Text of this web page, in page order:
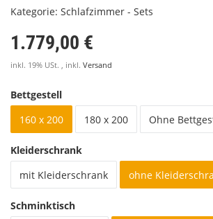
Kategorie: Schlafzimmer - Sets
1.779,00 €
inkl. 19% USt. , inkl. Versand
Bettgestell
160 x 200
180 x 200 Ohne
Kleiderschrank
mit Kleiderschrank
ohne
Schminktisch